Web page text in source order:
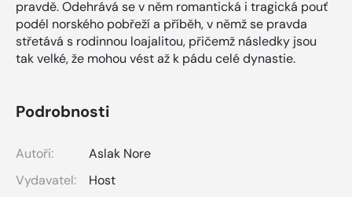
pravdě. Odehrává se v něm romantická i tragická pouť
podél norského pobřeží a příběh, v němž se pravda
střetává s rodinnou loajalitou, přičemž následky jsou
tak velké, že mohou vést až k pádu celé dynastie.
Podrobnosti
Autoři:
Aslak Nore
Vydavatel:
Host